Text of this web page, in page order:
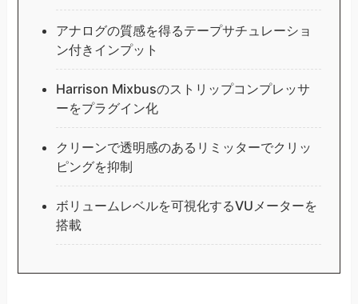
アナログの質感を得るテープサチュレーショ
ン付きインプット
Harrison Mixbusのストリップコンプレッサ
ーをプラグイン化
クリーンで透明感のあるリミッターでクリッ
ピングを抑制
ボリュームレベルを可視化するVUメーターを
搭載